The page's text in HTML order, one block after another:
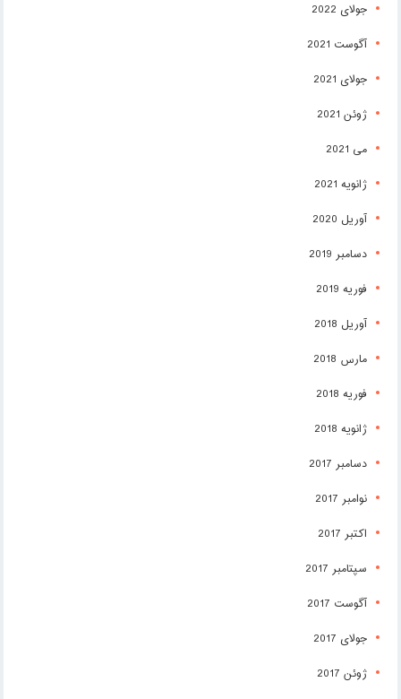
جولای 2022
آگوست 2021
جولای 2021
ژوئن 2021
می 2021
ژانویه 2021
آوریل 2020
دسامبر 2019
فوریه 2019
آوریل 2018
مارس 2018
فوریه 2018
ژانویه 2018
دسامبر 2017
نوامبر 2017
اکتبر 2017
سپتامبر 2017
آگوست 2017
جولای 2017
ژوئن 2017